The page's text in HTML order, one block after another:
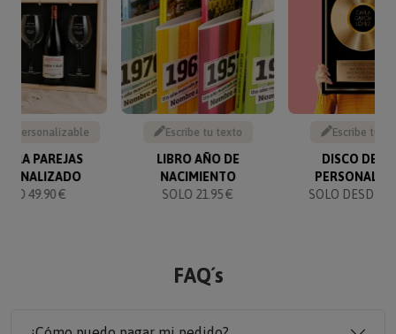
personalizable
PAREJAS
49.90 €
Escribe tu texto
LIBRO AÑO DE
NACIMIENTO
SOLO 21.95 €
Escribe tu
DISCO DE
SOLO DESDE
FAQ´s